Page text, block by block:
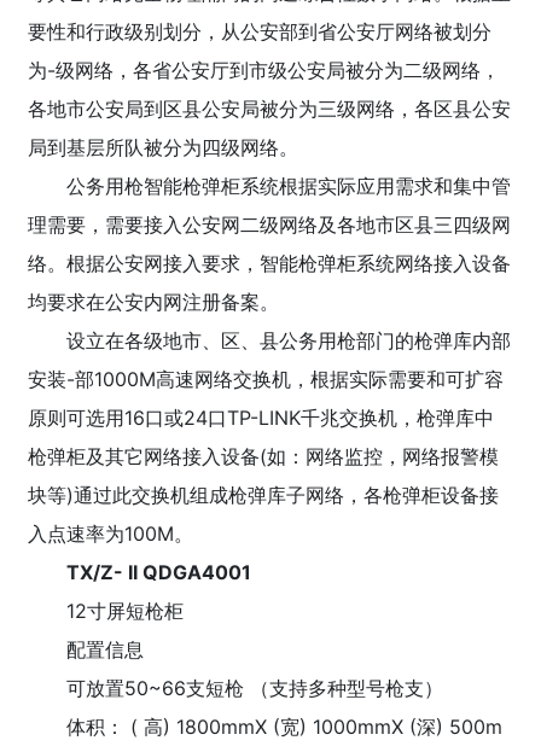
要性和行政级别划分，从公安部到省公安厅网络被划分
为-级网络，各省公安厅到市级公安局被分为二级网络，
各地市公安局到区县公安局被分为三级网络，各区县公安
局到基层所队被分为四级网络。
公务用枪智能枪弹柜系统根据实际应用需求和集中管
理需要，需要接入公安网二级网络及各地市区县三四级网
络。根据公安网接入要求，智能枪弹柜系统网络接入设备
均要求在公安内网注册备案。
设立在各级地市、区、县公务用枪部门的枪弹库内部
安装-部1000M高速网络交换机，根据实际需要和可扩容
原则可选用16口或24口TP-LINK千兆交换机，枪弹库中
枪弹柜及其它网络接入设备(如：网络监控，网络报警模
块等)通过此交换机组成枪弹库子网络，各枪弹柜设备接
入点速率为100M。
TX/Z- II QDGA4001
12寸屏短枪柜
配置信息
可放置50~66支短枪 （支持多种型号枪支）
体积： ( 高) 1800mmX (宽) 1000mmX (深) 500m